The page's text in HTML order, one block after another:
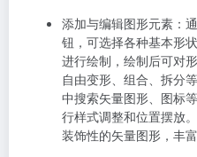
添加与编辑图形元素 ：
钮，可选择各种基本形
进行绘制，绘制后可对
自由变形、组合、拆分
中搜索矢量图形、图标
行样式调整和位置摆放
装饰性的矢量图形，丰